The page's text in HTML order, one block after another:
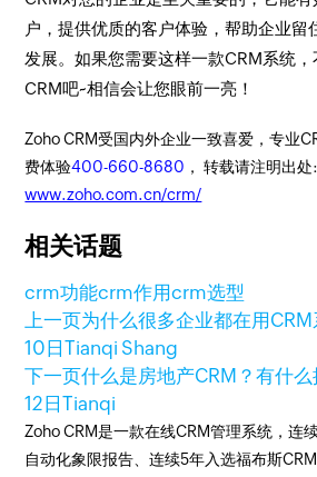
户，提供优质的客户体验，帮助企业留
发展。如果您需要这样一款CRM系统
CRM吧~相信会让您眼前一亮！
Zoho CRM受国内外企业一致喜爱，专业
费体验400-660-8680 ， 转载请注明出处:
www.zoho.com.cn/crm/
相关话题
crm功能crm作用crm选型
上一页为什么很多企业都在用
10日Tianqi Shang
下一页什么是房地产CRM？有什
12日Tianqi
Zoho CRM是一款在线CRM管理系统，连
自动化象限报告、连续5年入选福布斯